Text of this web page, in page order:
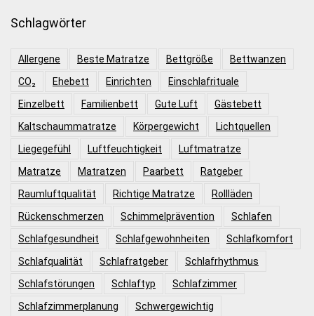
Schlagwörter
Allergene Beste Matratze Bettgröße
Bettwanzen
CO₂
Ehebett Einrichten
Einschlafrituale
Einzelbett
Familienbett Gute Luft
Gästebett
Kaltschaummatratze
Körpergewicht
Lichtquellen
Liegegefühl
Luftfeuchtigkeit
Luftmatratze
Matratze
Matratzen Paarbett
Ratgeber
Raumluftqualität
Richtige Matratze
Rollläden
Rückenschmerzen
Schimmelprävention
Schlafen
Schlafgesundheit
Schlafgewohnheiten
Schlafkomfort
Schlafqualität
Schlafratgeber
Schlafrhythmus
Schlafstörungen
Schlaftyp
Schlafzimmer
Schlafzimmerplanung
Schwergewichtig